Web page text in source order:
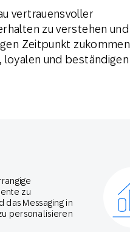
vertrauensvoller
zu verstehen und
Zeitpunkt zukommen
loyalen und beständigen
zu
das Messaging in
personalisieren